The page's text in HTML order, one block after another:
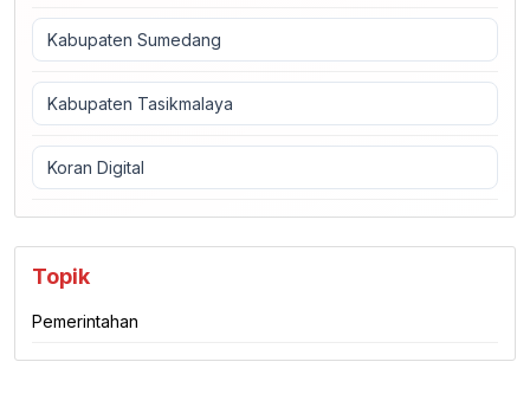
Kabupaten Sumedang
Kabupaten Tasikmalaya
Koran Digital
Topik
Pemerintahan